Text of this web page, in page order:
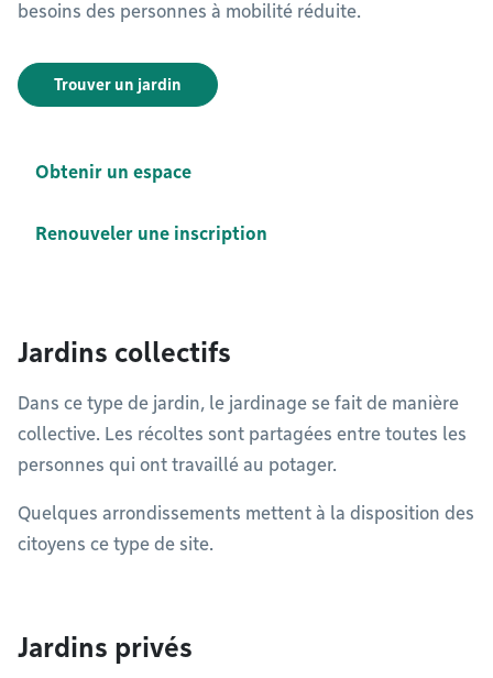
besoins des personnes à mobilité réduite.
Trouver un jardin
Obtenir un espace
Renouveler une inscription
Jardins collectifs
Dans ce type de jardin, le jardinage se fait de manière
collective. Les récoltes sont partagées entre toutes les
personnes qui ont travaillé au potager.
Quelques arrondissements mettent à la disposition des
citoyens ce type de site.
Jardins privés